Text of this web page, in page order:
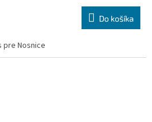
Do košíka
pre Nosnice